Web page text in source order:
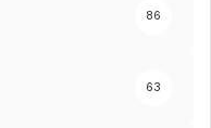
86
63